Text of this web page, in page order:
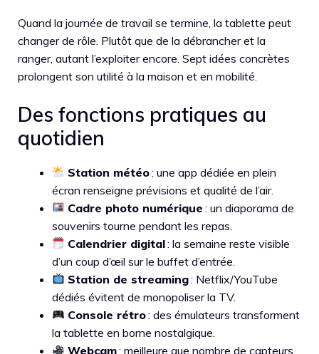
Quand la journée de travail se termine, la tablette peut
changer de rôle. Plutôt que de la débrancher et la
ranger, autant l’exploiter encore. Sept idées concrètes
prolongent son utilité à la maison et en mobilité.
Des fonctions pratiques au
quotidien
Station météo: une app dédiée en plein
écran renseigne prévisions et qualité de l’air.
Cadre photo numérique : un diaporama de
souvenirs tourne pendant les repas.
Calendrier digital: la semaine reste visible
d’un coup d’œil sur le buffet d’entrée.
Station de streaming: Netflix/YouTube
dédiés évitent de monopoliser la TV.
Console rétro: des émulateurs transforment
la tablette en borne nostalgique.
Webcam: meilleure que nombre de capteurs